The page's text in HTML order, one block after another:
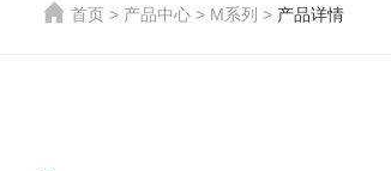
 首页> 产品中心> M系列 > 产品详情